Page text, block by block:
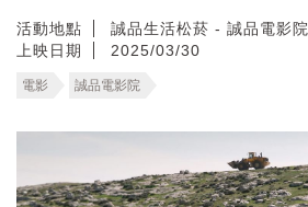
活動地點
誠品生活松菸 - 誠品電影院
上映日期
2025/03/30
電影 誠品電影院